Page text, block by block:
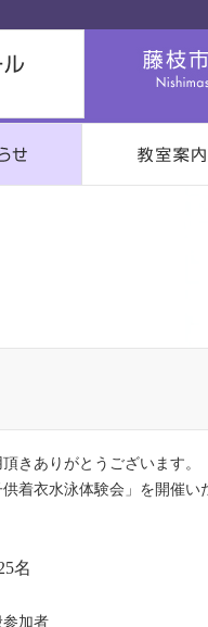
きありがとうございます。
着衣水泳体験会」を開催い
名
参加者